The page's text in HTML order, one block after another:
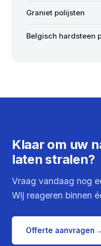
Graniet polijsten
Belgisch hardsteen
Klaar om uw
laten stralen?
Vraag vandaag nog
Wij reageren binnen
Offerte aanvragen